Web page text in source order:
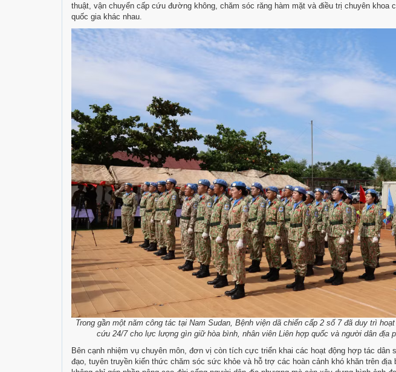
thuật, vận chuyển cấp cứu đường không, chăm sóc răng hàm mặt và điều trị chuyên khoa
quốc gia khác nhau.
Trong gần một năm công tác tại Nam Sudan, Bệnh viện dã chiến cấp 2 số 7 đã duy trì
cứu 24/7 cho lực lượng gìn giữ hòa bình, nhân viên Liên hợp quốc và người dân địa
Bên cạnh nhiệm vụ chuyên môn, đơn vị còn tích cực triển khai các hoạt động hợp tác dân
đạo, tuyên truyền kiến thức chăm sóc sức khỏe và hỗ trợ các hoàn cảnh khó khăn trên địa